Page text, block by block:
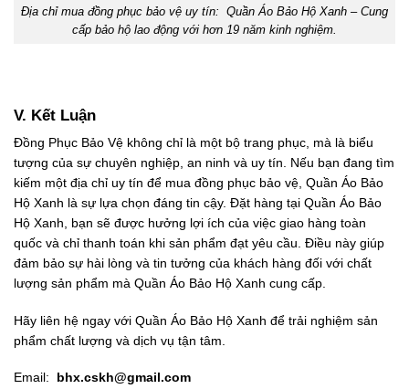
Địa chỉ mua đồng phục bảo vệ uy tín: Quần Áo Bảo Hộ Xanh – Cung
cấp bảo hộ lao động với hơn 19 năm kinh nghiệm.
V. Kết Luận
Đồng Phục Bảo Vệ không chỉ là một bộ trang phục, mà là biểu
tượng của sự chuyên nghiệp, an ninh và uy tín. Nếu bạn đang tìm
kiếm một địa chỉ uy tín để mua đồng phục bảo vệ, Quần Áo Bảo
Hộ Xanh là sự lựa chọn đáng tin cậy. Đặt hàng tại Quần Áo Bảo
Hộ Xanh, bạn sẽ được hưởng lợi ích của việc giao hàng toàn
quốc và chỉ thanh toán khi sản phẩm đạt yêu cầu. Điều này giúp
đảm bảo sự hài lòng và tin tưởng của khách hàng đối với chất
lượng sản phẩm mà Quần Áo Bảo Hộ Xanh cung cấp.
Hãy liên hệ ngay với Quần Áo Bảo Hộ Xanh để trải nghiệm sản
phẩm chất lượng và dịch vụ tận tâm.
Email: bhx.cskh@gmail.com